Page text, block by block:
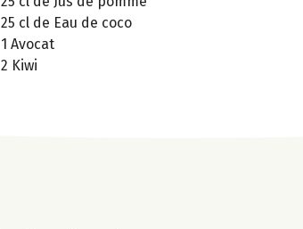
25 cl de Eau de coco
1 Avocat
2 Kiwi